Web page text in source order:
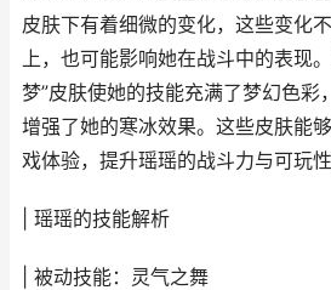
皮肤下有着细微的变化，这些变化
上，也可能影响她在战斗中的表现
梦”皮肤使她的技能充满了梦幻色彩
增强了她的寒冰效果。这些皮肤能
戏体验，提升瑶瑶的战斗力与可玩性
| 瑶瑶的技能解析
| 被动技能：灵气之舞